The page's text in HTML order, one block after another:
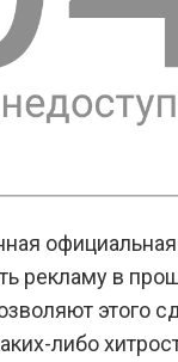
официальная
рекламу в
этого
либо